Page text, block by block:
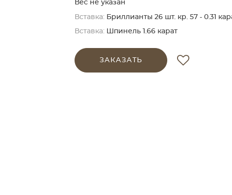
Вес не указан
Вставка: Бриллианты 26 шт. кр. 57 - 0.31
Вставка: Шпинель 1.66 карат
ЗАКАЗАТЬ